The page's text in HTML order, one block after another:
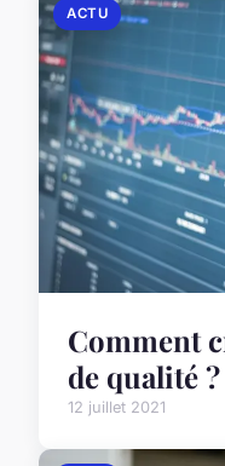
ACTU
Comment
de qualité ?
12 juillet 2021